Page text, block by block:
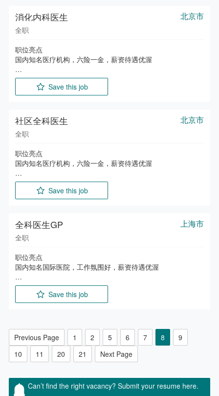
任职要求
1. 生物医学、临床医学、药学等相关专业硕士及以上，
MD/PhD 优先；
许可，或科技 / AI 企业数据合作、内容采购经验；
3. 具备复杂版权与数据许可谈判能力，熟悉非标准化授权协
议，有 TDM 文本数据挖掘经验优先；
系；
5. 英语可作为工作语言，能独立开展国际商务沟通与谈判；
6. 能解读法律文本，评估协议风险，持续关注 AI、医学内容及
2. 持续创新活动形式，打造特色活动IP（如书画展、合唱节、
传统手工艺活动等），提升活动吸引力与参与度。
3. 负责活动全流程组织与落地执行，包括场地布置、物料准
4. 对接外部合作资源，沟通合作细节，保障活动质量与执行效
果。
5. 收集活动反馈并进行复盘，分析参与情况与满意度，持续优
化活动方案与流程。
6. 维护老年人活动社群，发布活动信息及回顾内容，提升参与
任职要求
1. 本科及以上学历。
划经验者优先。
3. 具备良好的活动组织能力与执行能力，能够独立完成活动策
4. 具备良好的沟通协调能力，能够对接内外部合作资源。
5. 有责任心和服务意识，能够关注参与者体验并及时处理现场
问题。
消化内科医生
全职
北京市
职位亮点
国内知名医疗机构，六险一金，薪资待遇优渥
主要职责
1. 负责消化内科门诊诊断，利用消化内镜（胃肠镜）实施检
查、诊断及治疗；
做出保养建议；
3. 认真执行各项规章制度和技术操作常规，严防医疗事故；
4. 负责各相关联部门所涉及的相关配合工作等。
任职要求
1. 本科或以上学历，医学专业；
2. 主治及以上职称，具备3年及以上三级医院及以上规模医院
工作经历；
Save this job
社区全科医生
全职
北京市
职位亮点
国内知名医疗机构，六险一金，薪资待遇优渥
主要职责
1. 在科主任及上级医师指导下，负责本科一定范围的医疗、科
研、预防工作；
3. 掌握患者病情变化，及时处理，向科主任汇报；
4. 参加值班，支持病房的临床病例讨论及检查等。
1. 统招本科及以上学历，5年以上全科/内科工作经验；
Save this job
全科医生GP
全职
上海市
职位亮点
国内知名国际医院，工作氛围好，薪资待遇优渥
主要职责
1. 主要负责门诊患者（含外籍）的全科（内、外、妇、儿）诊
疗工作；
任职要求
1. 国内外知名院校临床医学及相关专业毕业，本科及以上学
历；
2. 中级及以上职称，具备全科执业资质，接受过正统西方全科
3. 具备良好的服务意识，中英文流利。
Save this job
Previous Page 1 2 5 6 7 8
9
10
11 20 21 Next Page
Can’t find the right vacancy? Submit your resume here.